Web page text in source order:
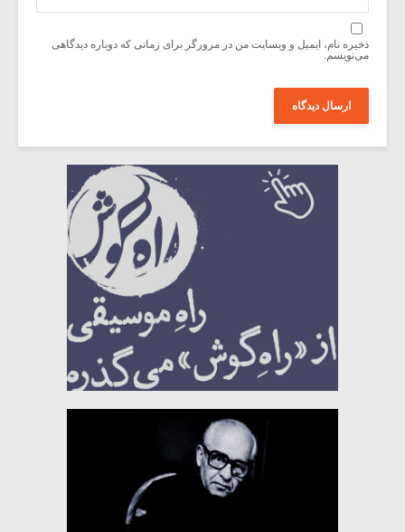
ذخیره نام، ایمیل و وبسایت من در مرورگر برای زمانی که دوباره دیدگاهی
می‌نویسم.